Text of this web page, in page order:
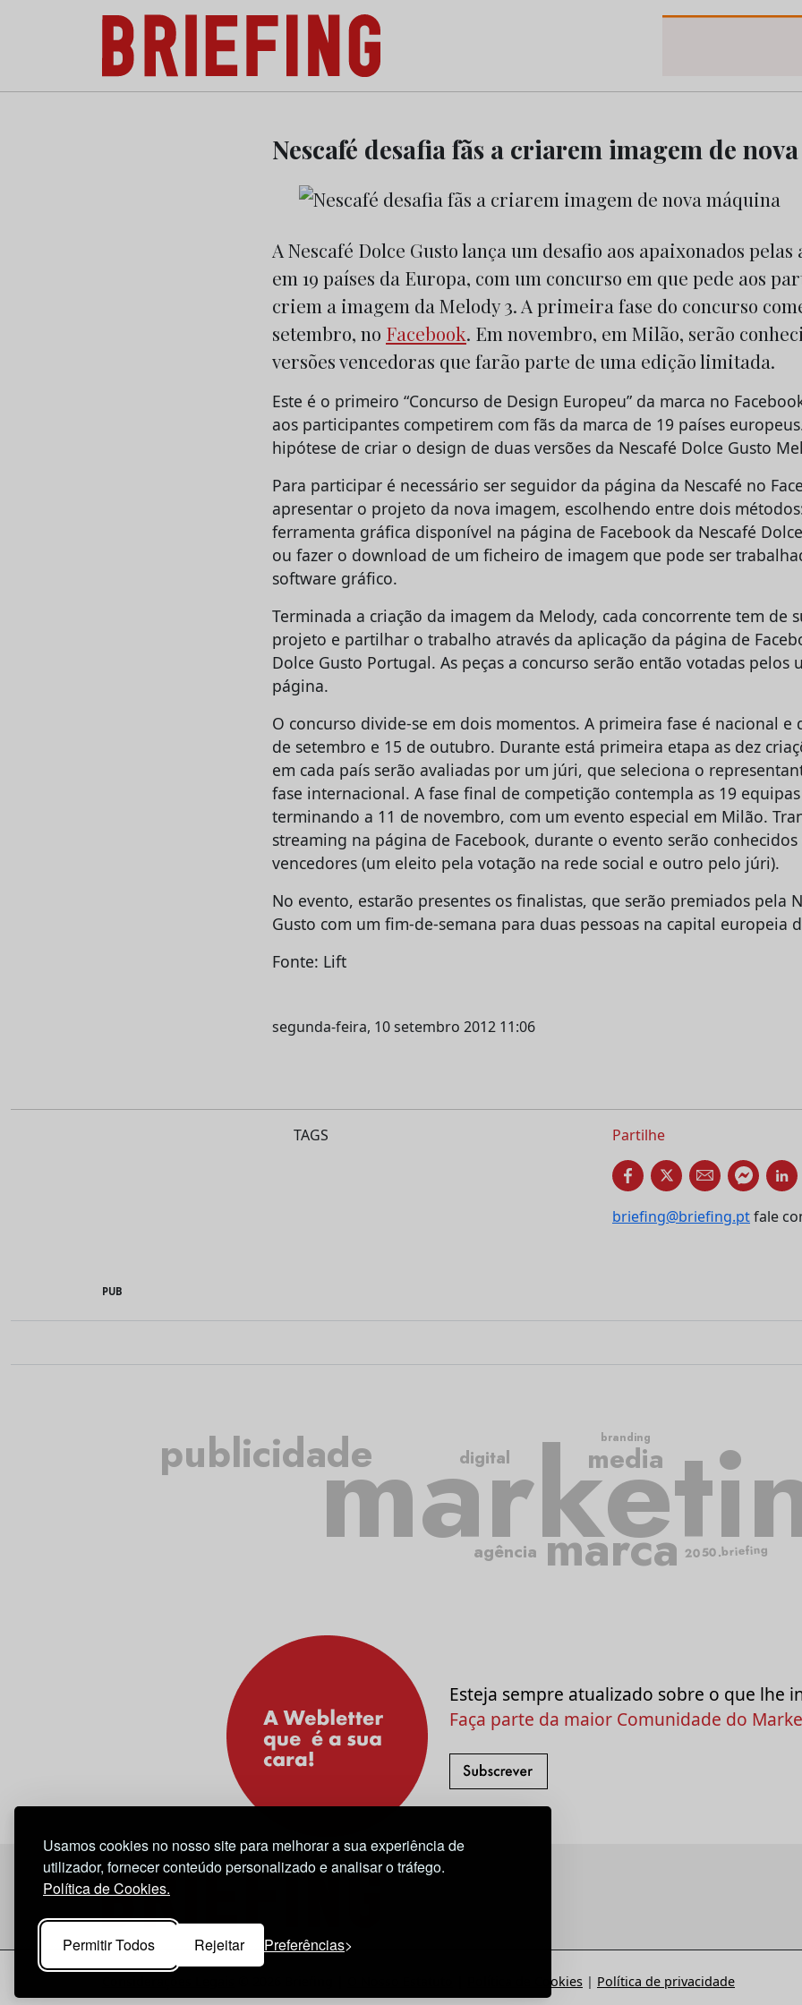
Usamos cookies no nosso site para melhorar a sua experiência de
utilizador, fornecer conteúdo personalizado e analisar o tráfego.
Política de Cookies.
Permitir Todos Rejeitar Preferências
Briefing: Todas as notícias sobre os negócios do Marketing e da Publicidade
Nescafé desafia fãs a criarem imagem de
A Nescafé Dolce Gusto lança um desafio aos apaixonados
em 19 países da Europa, com um concurso em que pede aos
criem a imagem da Melody 3. A primeira fase do concurso
setembro, no Facebook. Em novembro, em Milão, serão
versões vencedoras que farão parte de uma edição limitada.
Este é o primeiro “Concurso de Design Europeu” da marca no
aos participantes competirem com fãs da marca de 19 países
hipótese de criar o design de duas versões da Nescafé Dolce Gusto
Para participar é necessário ser seguidor da página da Nescafé no
apresentar o projeto da nova imagem, escolhendo entre dois
ferramenta gráfica disponível na página de Facebook da Nescafé
ou fazer o download de um ficheiro de imagem que pode ser
software gráfico.
Terminada a criação da imagem da Melody, cada concorrente tem de
projeto e partilhar o trabalho através da aplicação da página de
Dolce Gusto Portugal. As peças a concurso serão então votadas pelos
página.
O concurso divide-se em dois momentos. A primeira fase é nacional e
de setembro e 15 de outubro. Durante está primeira etapa as dez
em cada país serão avaliadas por um júri, que seleciona o
fase internacional. A fase final de competição contempla as 19
terminando a 11 de novembro, com um evento especial em Milão.
streaming na página de Facebook, durante o evento serão
vencedores (um eleito pela votação na rede social e outro pelo júri).
No evento, estarão presentes os finalistas, que serão premiados pela
Gusto com um fim-de-semana para duas pessoas na capital europeia
Fonte: Lift
segunda-feira, 10 setembro 2012 11:06
TAGS Partilhe
briefing@briefing.ptfale
PUB
publicidade
marca
media
agência
digital
2050.briefing
branding
Esteja sempre atualizado sobre o que lhe
Faça parte da maior Comunidade do
Política de Cookies | Política de privacidade